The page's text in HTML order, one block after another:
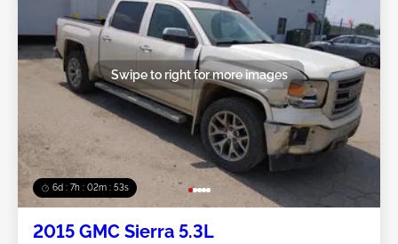
6d : 7h : 02m : 50s
Swipe to right for more images
2015 GMC Sierra 5.3L